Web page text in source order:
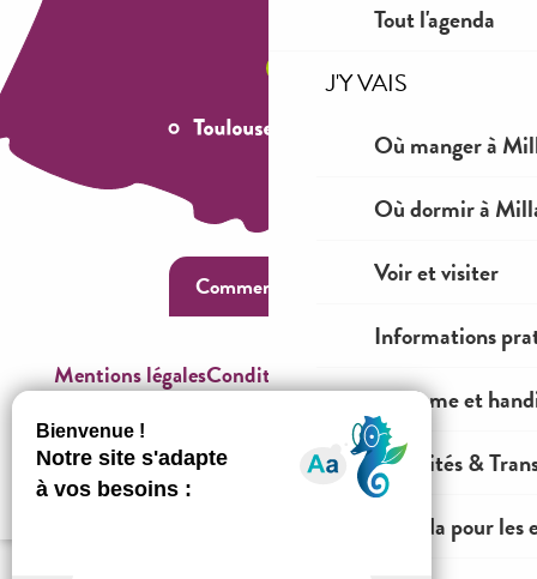
Tout l'agenda
J'Y VAIS
Où manger à
Où dormir à
Voir et visiter
Informations
Tourisme et
Mobilités &
Agenda pour
Comment venir ?
Mentions légalesConditions générales de ventes